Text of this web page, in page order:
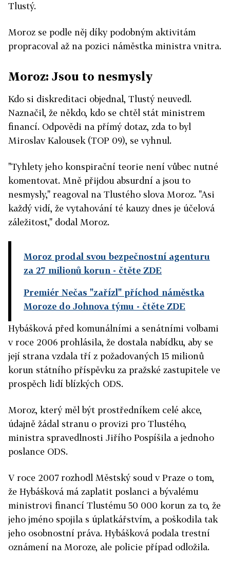
Tlustý.
Moroz se podle něj díky podobným aktivitám
propracoval až na pozici náměstka ministra vnitra.
Moroz: Jsou to nesmysly
Kdo si diskreditaci objednal, Tlustý neuvedl.
Naznačil, že někdo, kdo se chtěl stát ministrem
financí. Odpovědi na přímý dotaz, zda to byl
Miroslav Kalousek (TOP 09), se vyhnul.
"Tyhlety jeho konspirační teorie není vůbec nutné
komentovat. Mně přijdou absurdní a jsou to
nesmysly," reagoval na Tlustého slova Moroz. "Asi
každý vidí, že vytahování té kauzy dnes je účelová
záležitost," dodal Moroz.
Moroz prodal svou bezpečnostní agenturu
za 27 milionů korun - čtěte ZDE
Premiér Nečas "zařízl" příchod náměstka
Moroze do Johnova týmu - čtěte ZDE
Hybášková před komunálními a senátními volbami
v roce 2006 prohlásila, že dostala nabídku, aby se
její strana vzdala tří z požadovaných 15 milionů
korun státního příspěvku za pražské zastupitele ve
prospěch lidí blízkých ODS.
Moroz, který měl být prostředníkem celé akce,
údajně žádal stranu o provizi pro Tlustého,
ministra spravedlnosti Jiřího Pospíšila a jednoho
poslance ODS.
V roce 2007 rozhodl Městský soud v Praze o tom,
že Hybášková má zaplatit poslanci a bývalému
ministrovi financí Tlustému 50 000 korun za to, že
jeho jméno spojila s úplatkářstvím, a poškodila tak
jeho osobnostní práva. Hybášková podala trestní
oznámení na Moroze, ale policie případ odložila.